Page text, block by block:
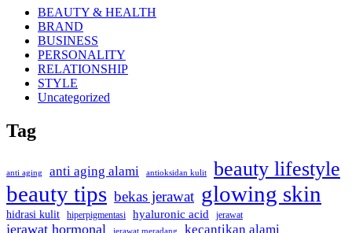
BEAUTY & HEALTH
BRAND
BUSINESS
PERSONALITY
RELATIONSHIP
STYLE
Uncategorized
Tag
anti aging anti aging alami antioksidan kulit beauty lifestyle
beauty tips bekas jerawat glowing skin
hidrasi kulit hiperpigmentasi hyaluronic acid jerawat
jerawat hormonal jerawat meradang kecantikan alami